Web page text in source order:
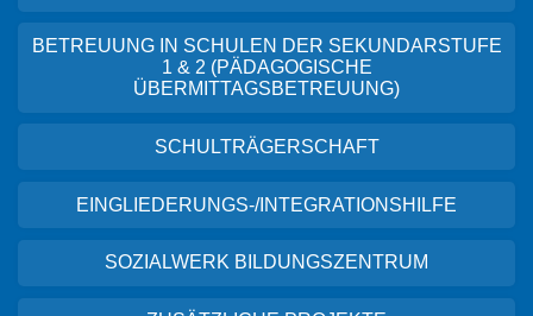
BETREUUNG IN SCHULEN DER SEKUNDARSTUFE
1 & 2 (PÄDAGOGISCHE
ÜBERMITTAGSBETREUUNG)
SCHULTRÄGERSCHAFT
EINGLIEDERUNGS-/INTEGRATIONSHILFE
SOZIALWERK BILDUNGSZENTRUM